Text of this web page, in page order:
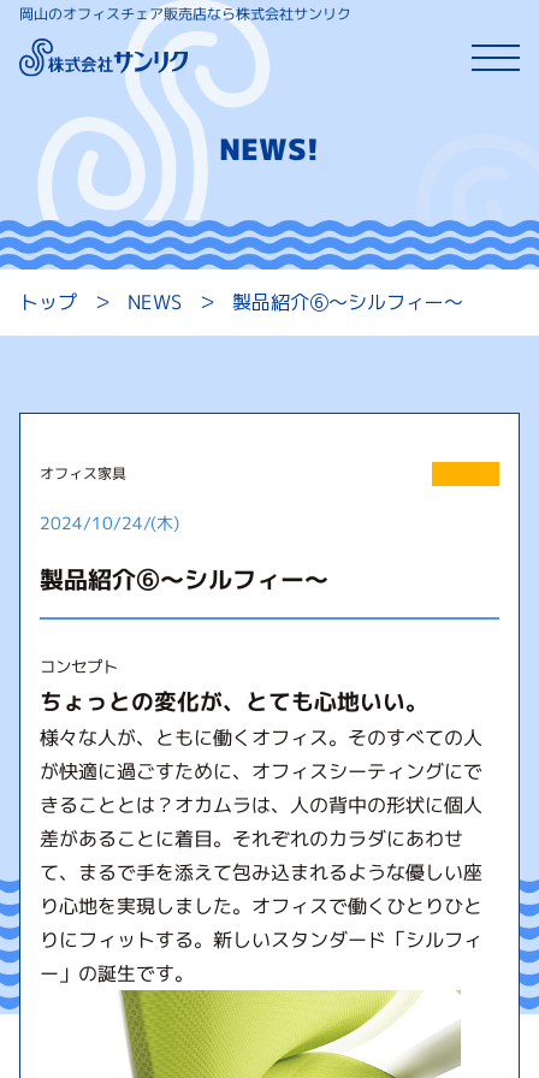
岡山のオフィスチェア販売店なら株式会社サンリク
NEWS!
トップ ＞ NEWS ＞ 製品紹介⑥～シルフィー～
オフィス家具
2024/10/24/(木)
製品紹介⑥～シルフィー～
コンセプト
ちょっとの変化が、とても心地いい。
様々な人が、ともに働くオフィス。そのすべての人
が快適に過ごすために、オフィスシーティングにで
きることとは？オカムラは、人の背中の形状に個人
差があることに着目。それぞれのカラダにあわせ
て、まるで手を添えて包み込まれるような優しい座
り心地を実現しました。オフィスで働くひとりひと
りにフィットする。新しいスタンダード「シルフィ
ー」の誕生です。